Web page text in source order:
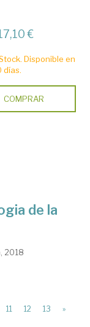
€
Disponible en
días.
COMPRAR
de la
2018
11 12 13 »